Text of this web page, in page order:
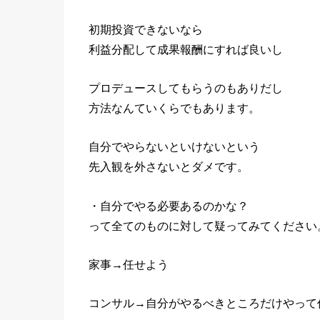
初期投資できないなら
利益分配して成果報酬にすれば良いし
プロデュースしてもらうのもありだし
方法なんていくらでもあります。
自分でやらないといけないという
先入観を外さないとダメです。
・自分でやる必要あるのかな？
って全てのものに対して疑ってみてください
家事→任せよう
コンサル→自分がやるべきところだけやって